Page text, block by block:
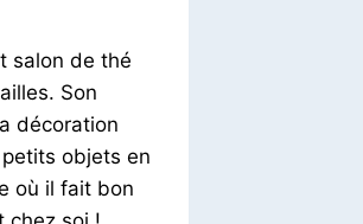
salon de thé
Son
décoration
objets en
où il fait bon